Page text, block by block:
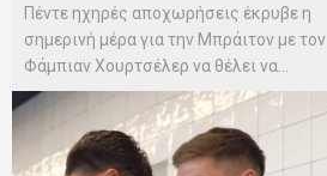
Πέντε ηχηρές αποχωρήσεις έκρυβε η
σημερινή μέρα για την Μπράιτον με τον
Φάμπιαν Χουρτσέλερ να θέλει να...